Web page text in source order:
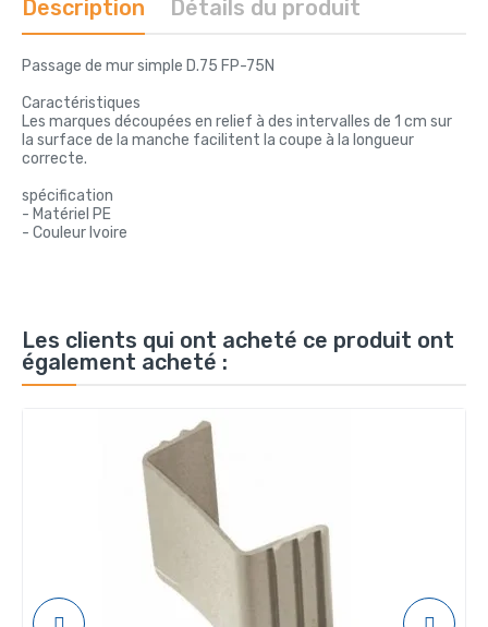
Description Détails du produit
Passage de mur simple D.75 FP-75N
Caractéristiques
Les marques découpées en relief à des intervalles de 1 cm sur
la surface de la manche facilitent la coupe à la longueur
correcte.
spécification
- Matériel PE
- Couleur Ivoire
Les clients qui ont acheté ce produit ont
également acheté :